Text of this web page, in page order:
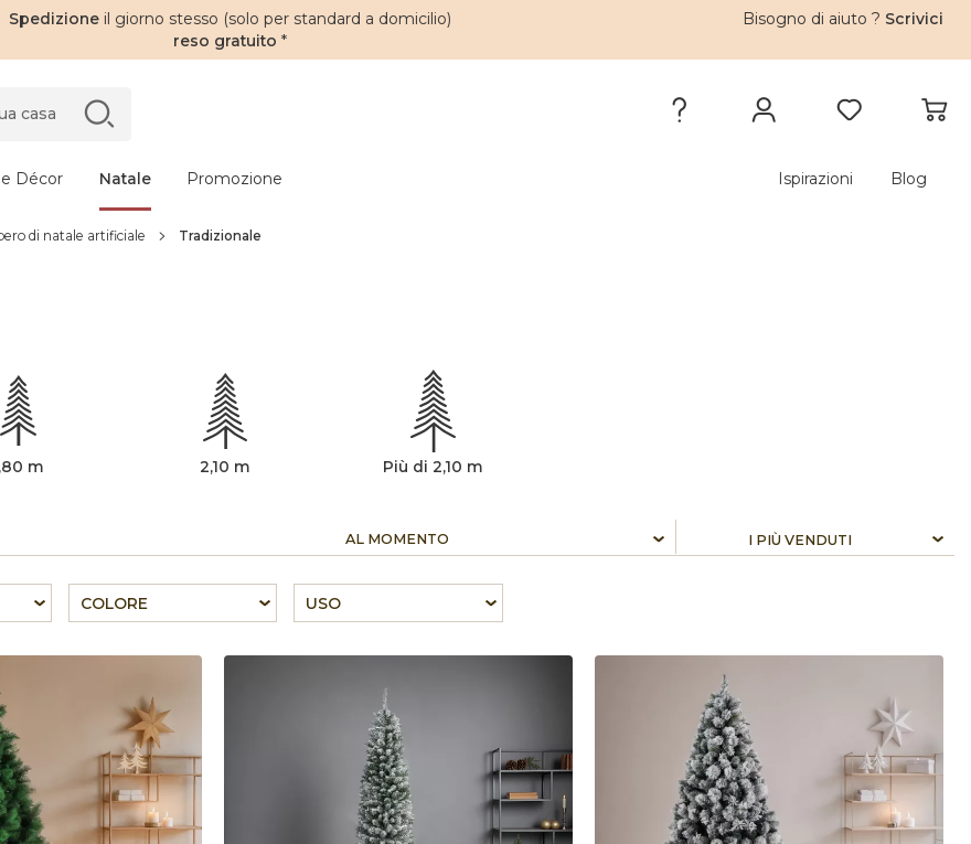
Spedizione il giorno stesso (solo per standard a domicilio)
reso gratuito *
Bisogno di aiuto ? Scrivici
Décor Natale Promozione Ispirazioni Blog
di natale artificiale Tradizionale
m 2,10 m Più di 2,10 m
AL MOMENTO
COLORE USO